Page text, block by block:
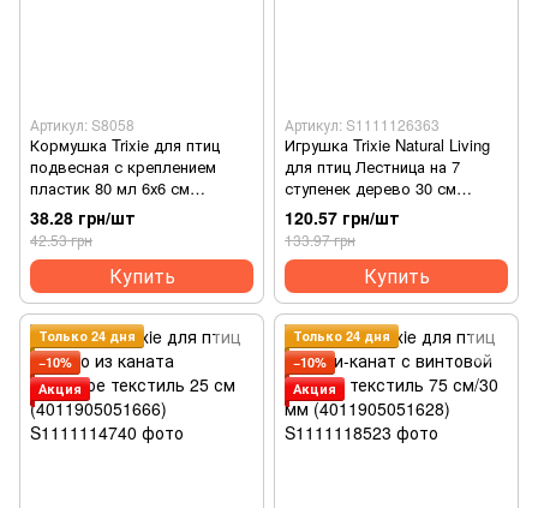
Артикул: S8058
Кормушка Trixie для птиц
подвесная с креплением
пластик 80 мл 6х6 см
(4011905547114)
38.28 грн/шт
42.53 грн
Купить
Артикул: S1111126363
Игрушка Trixie Natural Living
для птиц Лестница на 7
ступенек дерево 30 см
(4011905058801)
120.57 грн/шт
133.97 грн
Купить
Только 24 дня
−10%
Акция
Только 24 дня
−10%
Акция